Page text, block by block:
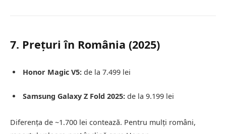
7. Prețuri în România (2025)
Honor Magic V5: de la 7.499 lei
Samsung Galaxy Z Fold 2025: de la 9.199 lei
Diferența de ~1.700 lei contează. Pentru mulți români,